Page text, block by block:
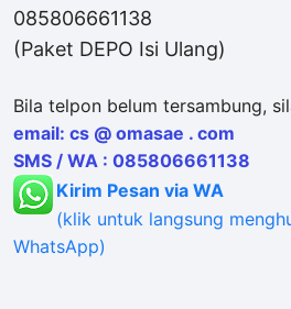
085806661138
(Paket DEPO Isi Ulang)
Bila telpon belum tersambung,
email: cs @ omasae . com
SMS / WA : 085806661138
Kirim Pesan via WA
(klik untuk langsung
WhatsApp)